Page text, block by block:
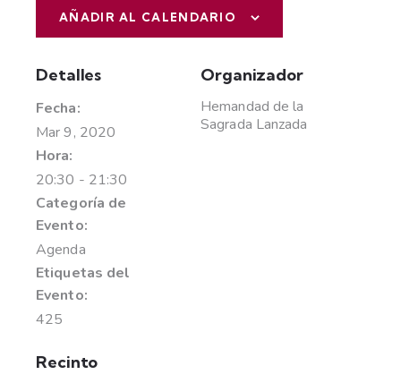
AÑADIR AL CALENDARIO
Detalles
Fecha:
Mar 9, 2020
Hora:
20:30 - 21:30
Categoría de
Evento:
Agenda
Etiquetas del
Evento:
425
Organizador
Hemandad de la
Sagrada Lanzada
Recinto